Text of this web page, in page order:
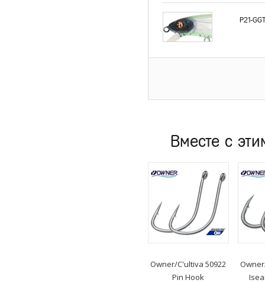
P21-
Вместе с
Owner/C'ultiva 50922
Pin Hook